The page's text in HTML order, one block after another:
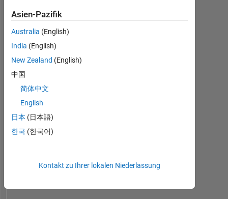
BEITRÄGE
-2
-1
1
5
6
7
8
9
Asien-Pazifik
Australia (English)
India (English)
New Zealand (English)
中国
简体中文
English
日本 (日本語)
한국 (한국어)
Kontakt zu Ihrer lokalen Niederlassung